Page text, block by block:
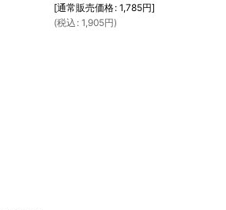
[通常販売価格: 1,785円]
(税込 : 1,905円)